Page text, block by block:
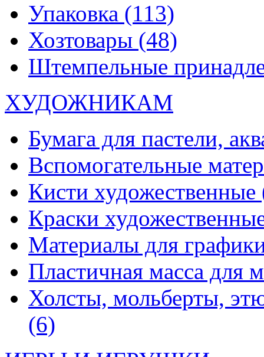
Упаковка (113)
Хозтовары (48)
Штемпельные
ХУДОЖНИКАМ
Бумага для пастели,
Вспомогательные
Кисти художественные
Краски
Материалы для
Пластичная масса для
Холсты, мольберты,
(6)